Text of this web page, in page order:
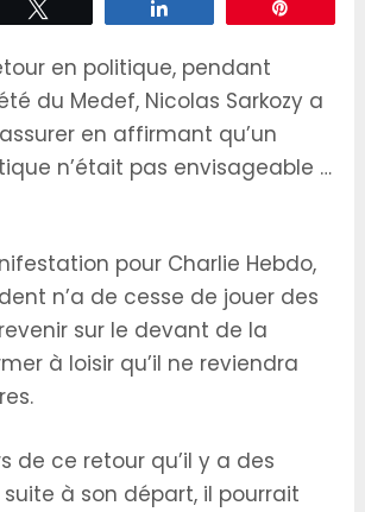
en politique, pendant
du Medef, Nicolas Sarkozy a
en affirmant qu’un
n’était pas envisageable …
pour Charlie Hebdo,
n’a de cesse de jouer des
sur le devant de la
à loisir qu’il ne reviendra
de ce retour qu’il y a des
à son départ, il pourrait